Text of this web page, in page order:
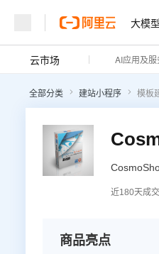
大模型
云市场 AI应用及
全部分类 建站小程序 模板
近180天成交
商品亮点